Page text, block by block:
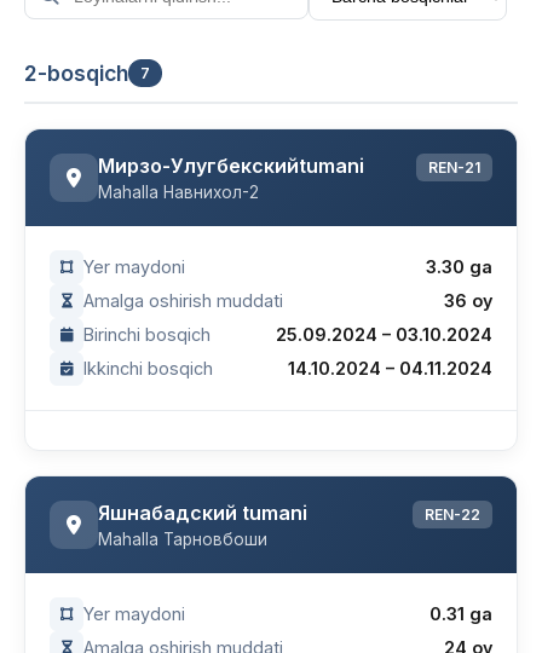
2-bosqich 7
Мирзо-Улугбекскийtumani
Mahalla Навнихол-2
REN-21
Yer maydoni
3.30 ga
Amalga oshirish muddati
36 oy
Birinchi bosqich
25.09.2024 – 03.10.2024
Ikkinchi bosqich
14.10.2024 – 04.11.2024
Яшнабадский tumani
Mahalla Тарновбоши
REN-22
Yer maydoni
0.31 ga
Amalga oshirish muddati
24 oy